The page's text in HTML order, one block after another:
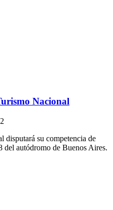
Nacional
disputará su competencia de
autódromo de Buenos Aires.